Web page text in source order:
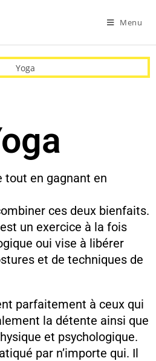
Menu
tout en gagnant en
ces deux bienfaits.
un exercice à la fois
oui vise à libérer
et de techniques de
parfaitement à ceux qui
la détente ainsi que
et psychologique.
par n’importe qui. Il